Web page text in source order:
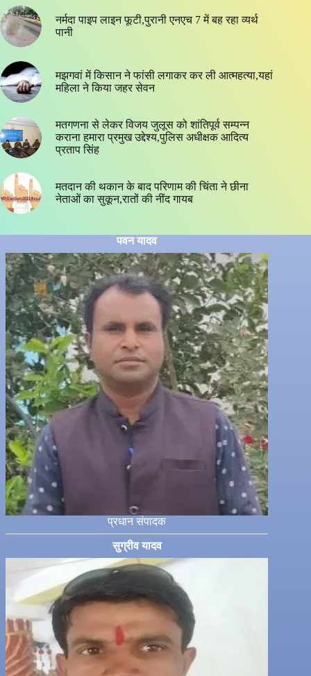
नर्मदा पाइप लाइन फूटी,पुरानी एनएच 7 में बह रहा व्यर्थ
पानी
मझगवां में किसान ने फांसी लगाकर कर ली आत्महत्या,यहां
महिला ने किया जहर सेवन
मतगणना से लेकर विजय जुलूस को शांतिपूर्व सम्पन्न
कराना हमारा प्रमुख उद्देश्य,पुलिस अधीक्षक आदित्य
प्रताप सिंह
मतदान की थकान के बाद परिणाम की चिंता ने छीना
नेताओं का सुकून,रातों की नींद गायब
पवन यादव
प्रधान संपादक
सुग्रीव यादव